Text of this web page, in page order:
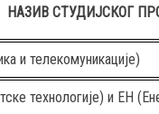
НАЗИВ СТУДИЈСКОГ
и телекомуникације)
технологије) и ЕН